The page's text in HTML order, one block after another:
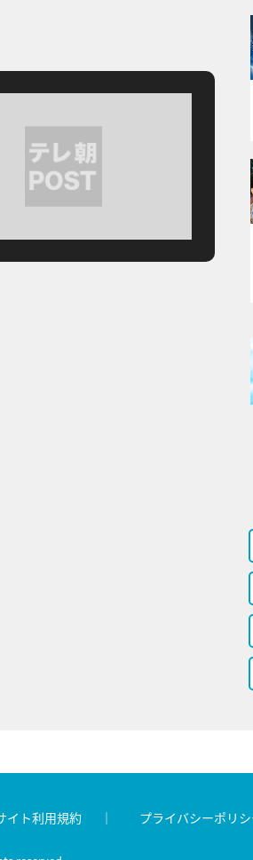
イト利用規約 プライバシーポリ